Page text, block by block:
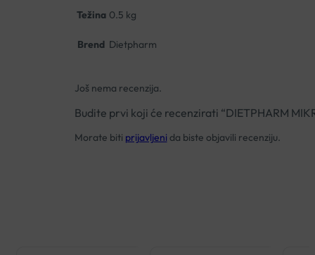
Težina 0.5 kg
Brend Dietpharm
Još nema recenzija.
Budite prvi koji će recenzirati “DIETPHARM
Morate biti prijavljeni da biste objavili recenziju.